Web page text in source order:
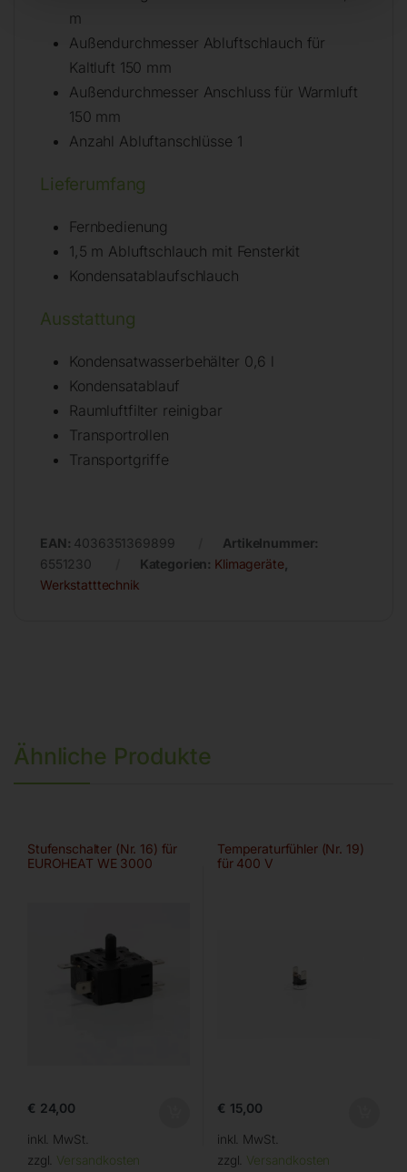
m
Außendurchmesser Abluftschlauch für
Kaltluft 150 mm
Außendurchmesser Anschluss für Warmluft
150 mm
Anzahl Abluftanschlüsse 1
Lieferumfang
Fernbedienung
1,5 m Abluftschlauch mit Fensterkit
Kondensatablaufschlauch
Ausstattung
Kondensatwasserbehälter 0,6 l
Kondensatablauf
Raumluftfilter reinigbar
Transportrollen
Transportgriffe
EAN: 4036351369899
Artikelnummer:
6551230
Kategorien: Klimageräte
Werkstatttechnik
Ähnliche Produkte
Stufenschalter (Nr. 16) für
EUROHEAT WE 3000
€ 24,00
inkl. MwSt.
zzgl. Versandkosten
Temperaturfühler (Nr. 19)
für 400 V
€ 15,00
inkl. MwSt.
zzgl. Versandkosten